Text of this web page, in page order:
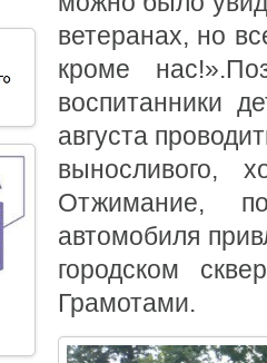
ветеранах, но
кроме
воспитанники
августа
выносливого,
Отжимание,
автомобиля
городском
Грамотами.